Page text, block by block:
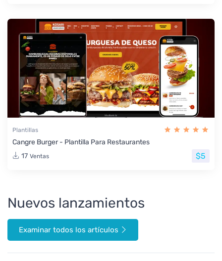
Plantillas
Cangre Burger - Plantilla Para Restaurantes
17 Ventas $5
Nuevos lanzamientos
Examinar todos los artículos